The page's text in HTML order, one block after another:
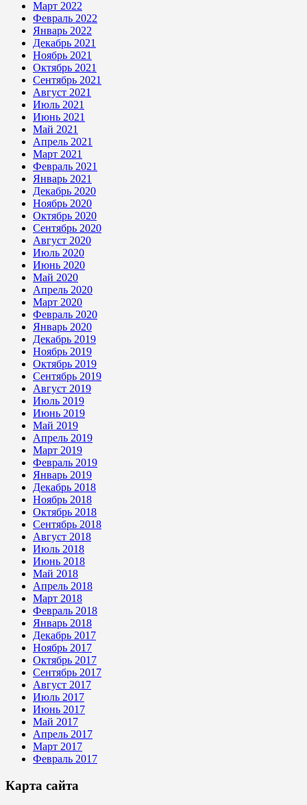
Март 2022
Февраль 2022
Январь 2022
Декабрь 2021
Ноябрь 2021
Октябрь 2021
Сентябрь 2021
Август 2021
Июль 2021
Июнь 2021
Май 2021
Апрель 2021
Март 2021
Февраль 2021
Январь 2021
Декабрь 2020
Ноябрь 2020
Октябрь 2020
Сентябрь 2020
Август 2020
Июль 2020
Июнь 2020
Май 2020
Апрель 2020
Март 2020
Февраль 2020
Январь 2020
Декабрь 2019
Ноябрь 2019
Октябрь 2019
Сентябрь 2019
Август 2019
Июль 2019
Июнь 2019
Май 2019
Апрель 2019
Март 2019
Февраль 2019
Январь 2019
Декабрь 2018
Ноябрь 2018
Октябрь 2018
Сентябрь 2018
Август 2018
Июль 2018
Июнь 2018
Май 2018
Апрель 2018
Март 2018
Февраль 2018
Январь 2018
Декабрь 2017
Ноябрь 2017
Октябрь 2017
Сентябрь 2017
Август 2017
Июль 2017
Июнь 2017
Май 2017
Апрель 2017
Март 2017
Февраль 2017
Карта сайта